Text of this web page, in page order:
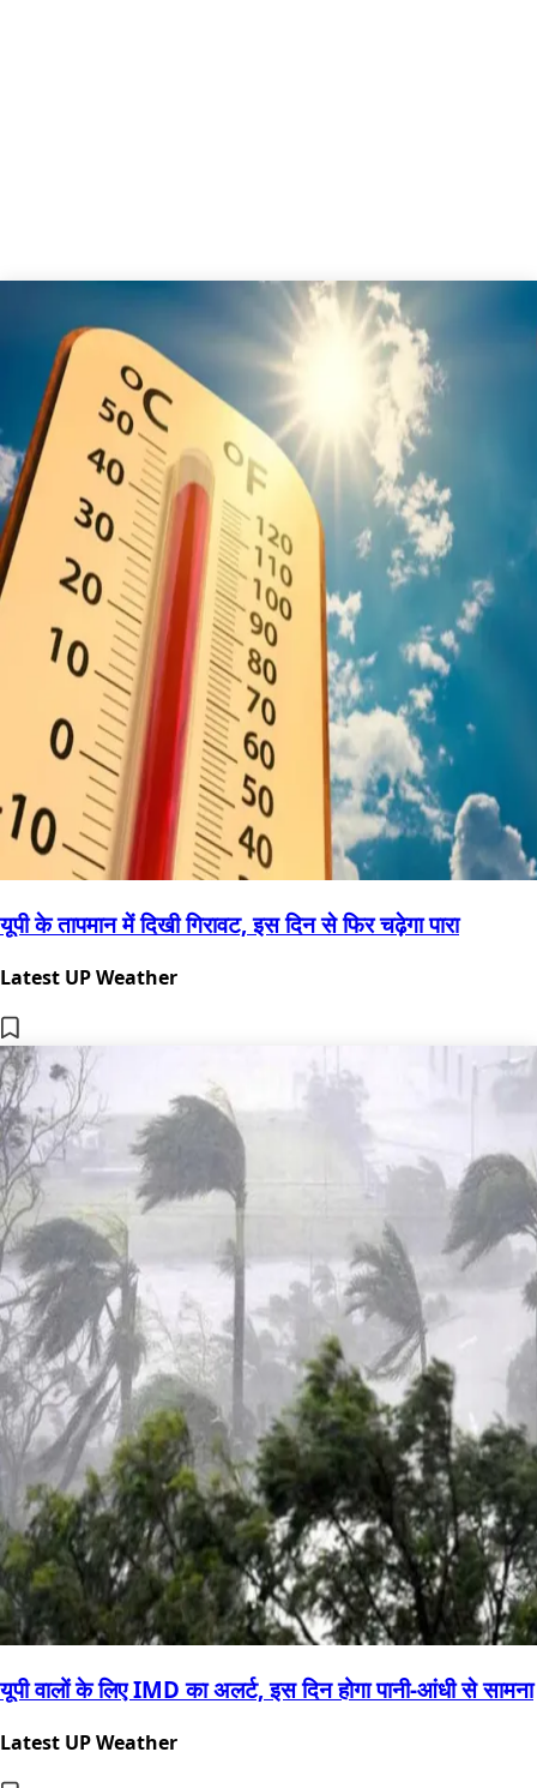
यूपी के तापमान में दिखी गिरावट, इस दिन से फिर चढ़ेगा पारा
Latest UP Weather
यूपी वालों के लिए IMD का अलर्ट, इस दिन होगा पानी-आंधी से सामना
Latest UP Weather